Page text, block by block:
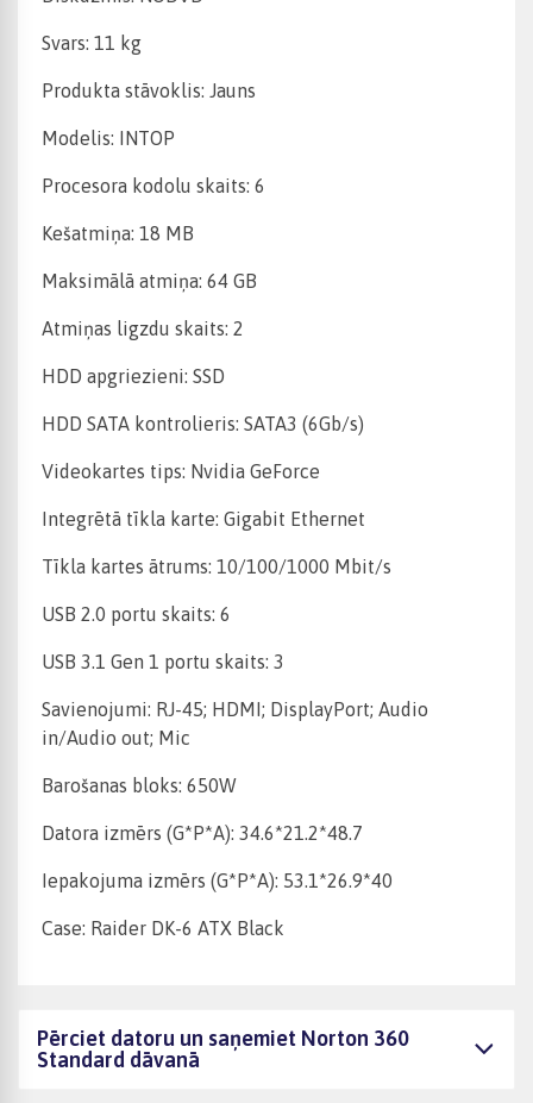
Svars: 11 kg
Produkta stāvoklis: Jauns
Modelis: INTOP
Procesora kodolu skaits: 6
Kešatmiņa: 18 MB
Maksimālā atmiņa: 64 GB
Atmiņas ligzdu skaits: 2
HDD apgriezieni: SSD
HDD SATA kontrolieris: SATA3 (6Gb/s)
Videokartes tips: Nvidia GeForce
Integrētā tīkla karte: Gigabit Ethernet
Tīkla kartes ātrums: 10/100/1000 Mbit/s
USB 2.0 portu skaits: 6
USB 3.1 Gen 1 portu skaits: 3
Savienojumi: RJ-45; HDMI; DisplayPort; Audio
in/Audio out; Mic
Barošanas bloks: 650W
Datora izmērs (G*P*A): 34.6*21.2*48.7
Iepakojuma izmērs (G*P*A): 53.1*26.9*40
Case: Raider DK-6 ATX Black
Pērciet datoru un saņemiet Norton 360
Standard dāvanā